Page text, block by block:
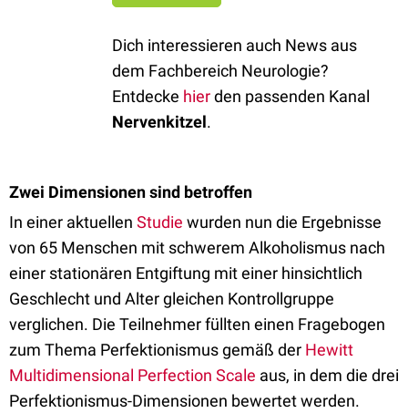
Dich interessieren auch News aus
dem Fachbereich Neurologie?
Entdecke hierden passenden Kanal
Nervenkitzel.
Zwei Dimensionen sind betroffen
In einer aktuellen Studie wurden nun die Ergebnisse
von 65 Menschen mit schwerem Alkoholismus nach
einer stationären Entgiftung mit einer hinsichtlich
Geschlecht und Alter gleichen Kontrollgruppe
verglichen. Die Teilnehmer füllten einen Fragebogen
zum Thema Perfektionismus gemäß der Hewitt
Multidimensional Perfection Scale aus, in dem die drei
Perfektionismus-Dimensionen bewertet werden.